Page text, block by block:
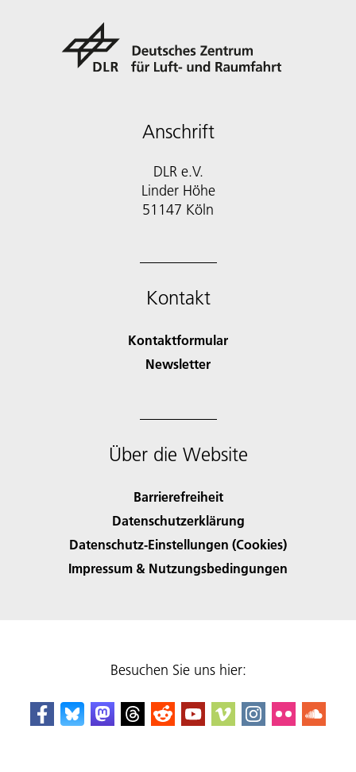
Anschrift
DLR e.V.
Linder Höhe
51147 Köln
Kontakt
Kontaktformular
Newsletter
Über die Website
Barrierefreiheit
Datenschutzerklärung
Datenschutz-Einstellungen (Cookies)
Impressum & Nutzungsbedingungen
Besuchen Sie uns hier: